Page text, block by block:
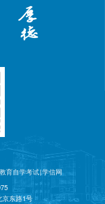
育自学考试|学信网
京东路1号